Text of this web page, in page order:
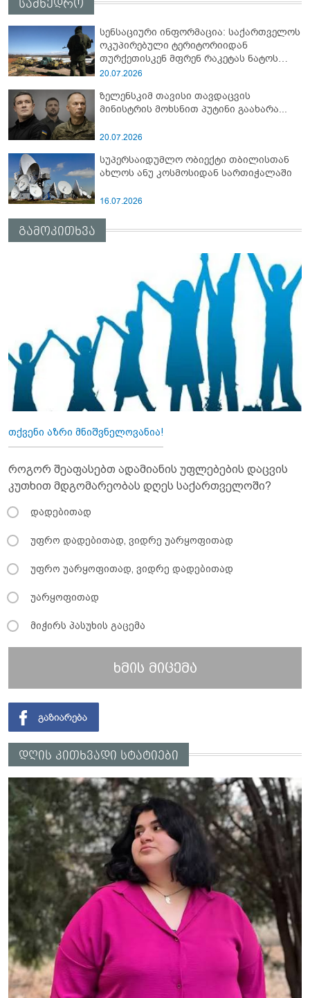
სამხედრო
სენსაციური ინფორმაცია: საქართველოს
ოკუპირებული ტერიტორიიდან
თურქეთისკენ მფრენ რაკეტას ნატოს
სამიტი კინაღამ ჩაუშლია
20.07.2026
ზელენსკიმ თავისი თავდაცვის
მინისტრის მოხსნით პუტინი გაახარა...
20.07.2026
სუპერსაიდუმლო ობიექტი თბილისთან
ახლოს ანუ კოსმოსიდან სართიჭალაში
16.07.2026
გამოკითხვა
თქვენი აზრი მნიშვნელოვანია!
როგორ შეაფასებთ ადამიანის უფლებების დაცვის
კუთხით მდგომარეობას დღეს საქართველოში?
დადებითად
უფრო დადებითად, ვიდრე უარყოფითად
უფრო უარყოფითად, ვიდრე დადებითად
უარყოფითად
მიჭირს პასუხის გაცემა
ხმის მიცემა
დღის კითხვადი სტატიები